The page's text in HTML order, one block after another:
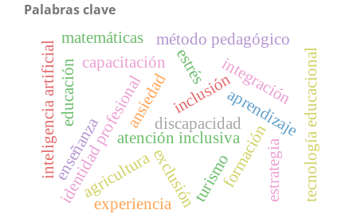
Palabras clave
formación
atención inclusiva
identidad profesional
enseñanza
aprendizaje
inclusión
exclusión
discapacidad
capacitación
inteligencia artificial tecnología educacional
estrés
ansiedad
método pedagógico
agricultura turismo
educación integración
estrategia
matemáticas
experiencia